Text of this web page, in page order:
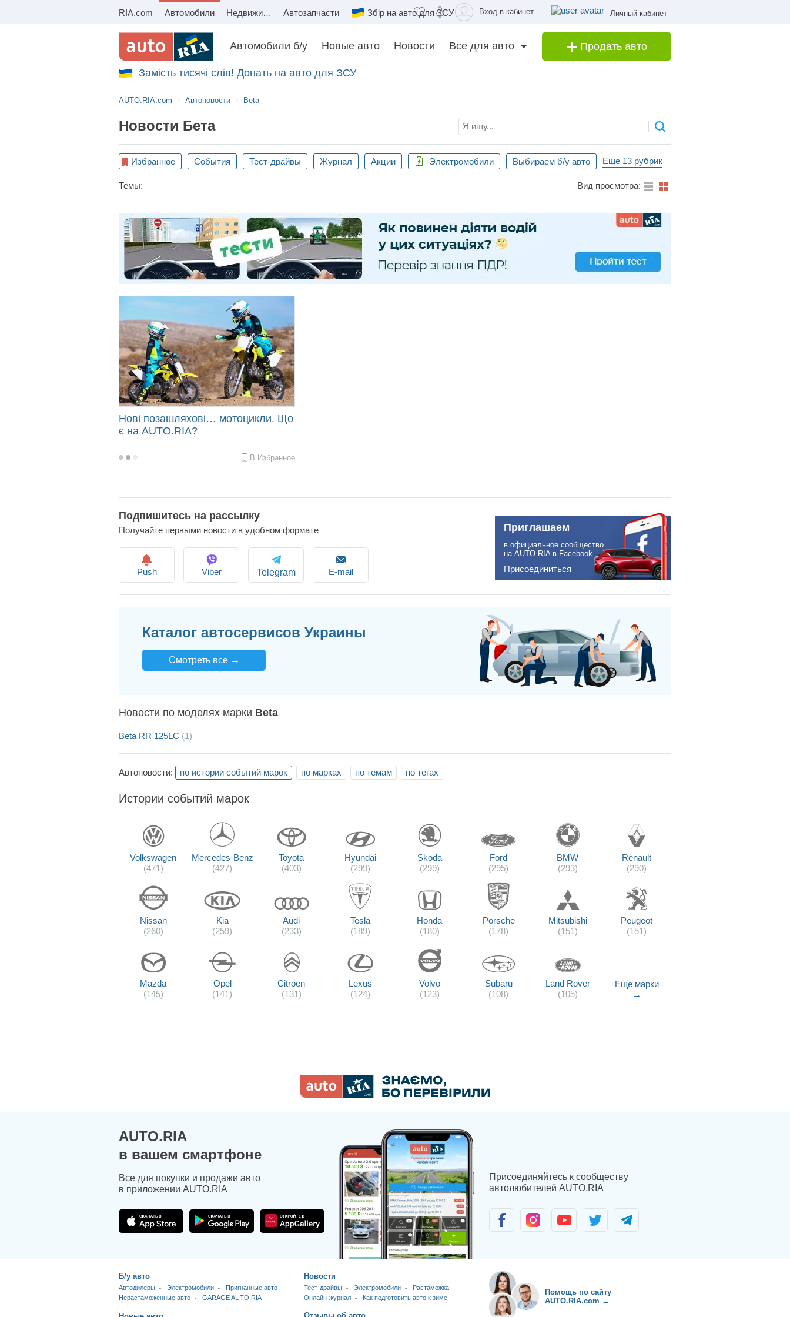
Вход в кабинет Личный кабинет
RIA.com Автомобили Недвижимость Автозапчасти Збір на авто для ЗСУ
Продать авто
Автомобили б/у Новые авто Новости Все для авто
Замість тисячі слів! Донать на авто для ЗСУ
AUTO.RIA.com Автоновости Beta
Новости Бета
Избранное События Тест-драйвы Журнал Акции Электромобили Выбираем б/у авто Еще 13 рубрик
Темы: Вид просмотра:
Нові позашляхові… мотоцикли. Що
є на AUTO.RIA?
2022-
В Избранное
Подпишитесь на рассылку
Получайте первыми новости в удобном формате
Push Viber Telegram E-mail
Приглашаем
в официальное сообщество
на AUTO.RIA в Facebook
Присоединиться
Каталог автосервисов Украины
Смотреть все →
Новости по моделях марки Beta
Beta RR 125LC (1)
Автоновости: по истории событий марок по марках по темам по тегах
Истории событий марок
Volkswagen
(471)
Mercedes-Benz
(427)
Toyota
(403)
Hyundai
(299)
Skoda
(299)
Ford
(295)
BMW
(293)
Renault
(290)
Nissan
(260)
Kia
(259)
Audi
(233)
Tesla
(189)
Honda
(180)
Porsche
(178)
Mitsubishi
(151)
Peugeot
(151)
Mazda
(145)
Opel
(141)
Citroen
(131)
Lexus
(124)
Volvo
(123)
Subaru
(108)
Land Rover
(105)
Еще марки
→
AUTO.RIA
в вашем смартфоне
Все для покупки и продажи авто
в приложении AUTO.RIA
Присоединяйтесь к сообществу
автолюбителей AUTO.RIA
Б/у авто
Автодилеры Электромобили
Пригнанные авто
Нерастаможенные авто
GARAGE AUTO.RIA
Новости
Тест-драйвы Электромобили
Растаможка
Онлайн-журнал
Как подготовить авто к зиме
Помощь по сайту
AUTO.RIA.com →